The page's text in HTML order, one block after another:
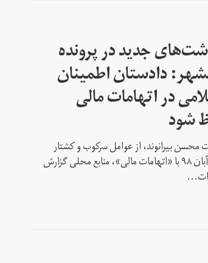
جدید در پرونده
دادستان اطمینان
در اتهامات مالی
شود
محسن بیرانوند، از عوامل سرکوب و کشتار
معترضان ماهشهر در آبان ۹۸ با «اتهامات مالی»، منابع محلی گزارش